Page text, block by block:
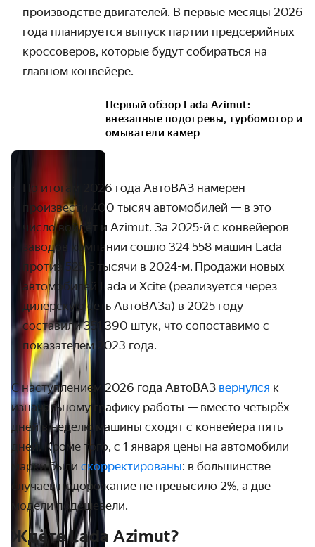
производстве двигателей. В первые месяцы 2026
года планируется выпуск партии предсерийных
кроссоверов, которые будут собираться на
главном конвейере.
Первый обзор Lada Azimut:
внезапные подогревы, турбомотор и
омыватели камер
По итогам 2026 года АвтоВАЗ намерен
произвести 400 тысяч автомобилей — в это
число войдёт и Azimut. За 2025-й с конвейеров
заводов компании сошло 324 558 машин Lada
против 525,5 тысячи в 2024-м. Продажи новых
автомобилей Lada и Xcite (реализуется через
дилерскую сеть АвтоВАЗа) в 2025 году
составили 351 390 штук, что сопоставимо с
показателем 2023 года.
С наступлением 2026 года АвтоВАЗ вернулся к
изначальному графику работы — вместо четырёх
дней в неделю машины сходят с конвейера пять
дней. Кроме того, с 1 января цены на автомобили
марки были скорректированы: в большинстве
случаев подорожание не превысило 2%, а две
модели подешевели.
Ждёте Lada Azimut?